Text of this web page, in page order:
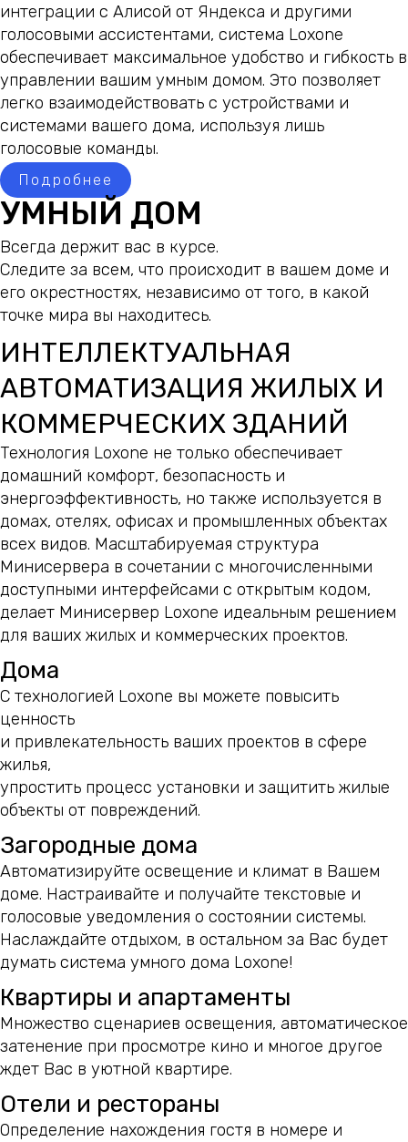
интеграции с Алисой от Яндекса и другими
голосовыми ассистентами, система Loxone
обеспечивает максимальное удобство и гибкость в
управлении вашим умным домом. Это позволяет
легко взаимодействовать с устройствами и
системами вашего дома, используя лишь
голосовые команды.
Подробнее
УМНЫЙ ДОМ
Всегда держит вас в курсе.
Следите за всем, что происходит в вашем доме и
его окрестностях, независимо от того, в какой
точке мира вы находитесь.
ИНТЕЛЛЕКТУАЛЬНАЯ
АВТОМАТИЗАЦИЯ ЖИЛЫХ И
КОММЕРЧЕСКИХ ЗДАНИЙ
Технология Loxone не только обеспечивает
домашний комфорт, безопасность и
энергоэффективность, но также используется в
домах, отелях, офисах и промышленных объектах
всех видов. Масштабируемая структура
Минисервера в сочетании с многочисленными
доступными интерфейсами с открытым кодом,
делает Минисервер Loxone идеальным решением
для ваших жилых и коммерческих проектов.
Дома
С технологией Loxone вы можете повысить
ценность
и привлекательность ваших проектов в сфере
жилья,
упростить процесс установки и защитить жилые
объекты от повреждений.
Загородные дома
Автоматизируйте освещение и климат в Вашем
доме. Настраивайте и получайте текстовые и
голосовые уведомления о состоянии системы.
Наслаждайте отдыхом, в остальном за Вас будет
думать система умного дома Loxone!
Квартиры и апартаменты
Множество сценариев освещения, автоматическое
затенение при просмотре кино и многое другое
ждет Вас в уютной квартире.
Отели и рестораны
Определение нахождения гостя в номере и